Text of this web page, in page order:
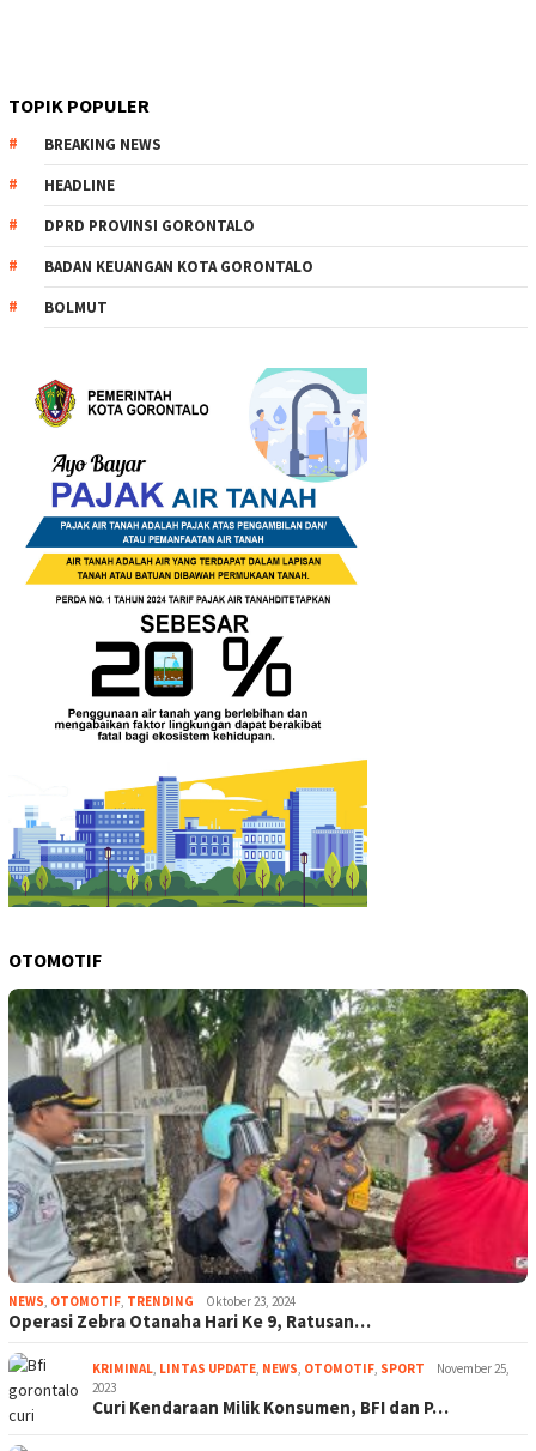
TOPIK POPULER
BREAKING NEWS
HEADLINE
DPRD PROVINSI GORONTALO
BADAN KEUANGAN KOTA GORONTALO
BOLMUT
OTOMOTIF
NEWS, OTOMOTIF, TRENDING Oktober 23, 2024
Operasi Zebra Otanaha Hari Ke 9, Ratusan…
KRIMINAL, LINTAS UPDATE, NEWS, OTOMOTIF, SPORT
November 25,
2023
Curi Kendaraan Milik Konsumen, BFI dan P…